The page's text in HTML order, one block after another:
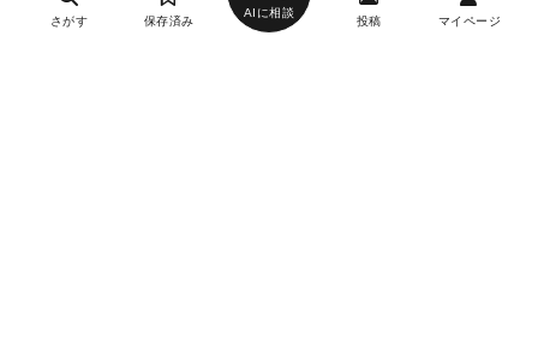
さがす 保存済み
AIに相談
投稿 マイページ